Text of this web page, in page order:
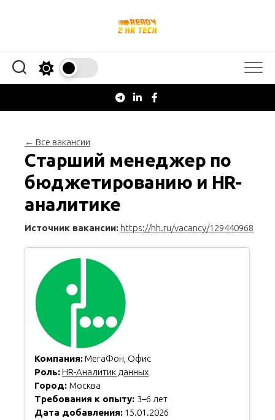
← Все вакансии
Старший менеджер по
бюджетированию и HR-
аналитике
Источник вакансии: https://hh.ru/vacancy/129440968
Компания:МегаФон, Офис
Роль:HR-Аналитик данных
Город: Москва
Требования к опыту: 3–6 лет
Дата добавления: 15.01.2026